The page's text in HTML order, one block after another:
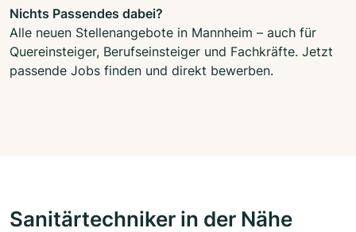
Nichts Passendes dabei?
Alle neuen Stellenangebote in Mannheim – auch für
Quereinsteiger, Berufseinsteiger und Fachkräfte. Jetzt
passende Jobs finden und direkt bewerben.
Sanitärtechniker in der Nähe